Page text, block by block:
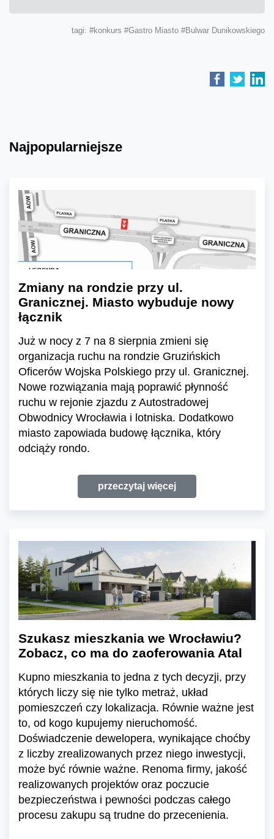
tagi: #konkurs #Gastro Miasto #Bulwar Dunikowskiego
Najpopularniejsze
Zmiany na rondzie przy ul.
Granicznej. Miasto wybuduje nowy
łącznik
Już w nocy z 7 na 8 sierpnia zmieni się
organizacja ruchu na rondzie Gruzińskich
Oficerów Wojska Polskiego przy ul. Granicznej.
Nowe rozwiązania mają poprawić płynność
ruchu w rejonie zjazdu z Autostradowej
Obwodnicy Wrocławia i lotniska. Dodatkowo
miasto zapowiada budowę łącznika, który
odciąży rondo.
przeczytaj więcej
Szukasz mieszkania we Wrocławiu?
Zobacz, co ma do zaoferowania Atal
Kupno mieszkania to jedna z tych decyzji, przy
których liczy się nie tylko metraż, układ
pomieszczeń czy lokalizacja. Równie ważne jest
to, od kogo kupujemy nieruchomość.
Doświadczenie dewelopera, wynikające choćby
z liczby zrealizowanych przez niego inwestycji,
może być równie ważne. Renoma firmy, jakość
realizowanych projektów oraz poczucie
bezpieczeństwa i pewności podczas całego
procesu zakupu są trudne do przecenienia.